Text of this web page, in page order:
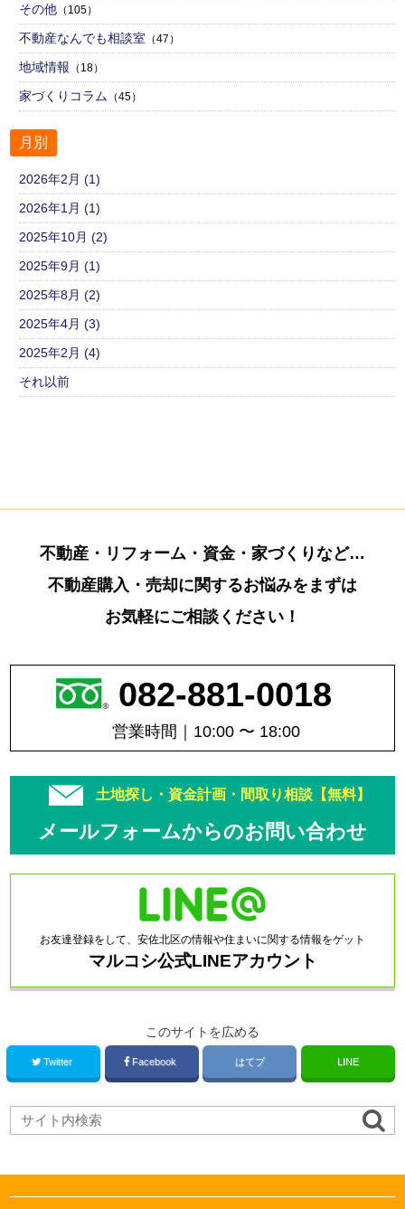
その他 （105）
不動産なんでも相談室 （47）
地域情報 （18）
家づくりコラム （45）
月別
2026年2月 (1)
2026年1月 (1)
2025年10月 (2)
2025年9月 (1)
2025年8月 (2)
2025年4月 (3)
2025年2月 (4)
それ以前
不動産・リフォーム・資金・家づくりなど…
不動産購入・売却に関するお悩みをまずは
お気軽にご相談ください！
082-881-0018
営業時間｜10:00 〜 18:00
土地探し・資金計画・間取り相談【無料】
メールフォームからのお問い合わせ
お友達登録をして、安佐北区の情報や住まいに関する情報をゲット
マルコシ公式LINEアカウント
このサイトを広める
Twitter Facebook はてブ LINE